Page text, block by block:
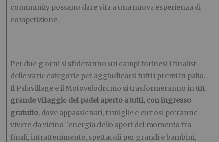
community possano dare vita a una nuova esperienza di
competizione.
Per due giorni si sfideranno sui campi torinesi i finalisti
delle varie categorie per aggiudicarsi tutti i premi in palio.
Il Palavillage e il Motovelodromo si trasformeranno inun
grande villaggio del padel aperto a tutti, con ingresso
gratuito, dove appassionati, famiglie e curiosi potranno
vivere da vicino l’energia dello sport del momento tra
finali, intrattenimento, spettacoli per grandi e bambini,